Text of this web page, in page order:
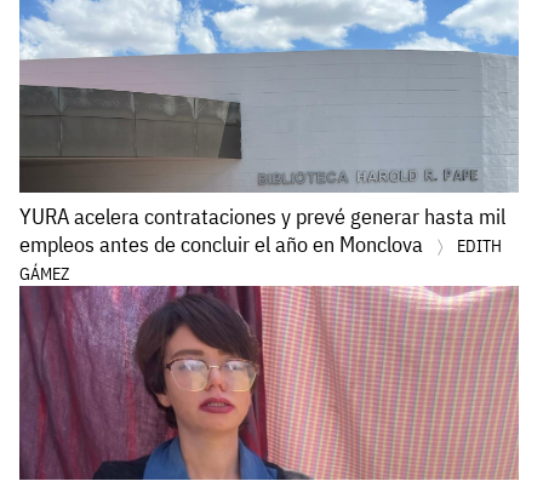
YURA acelera contrataciones y prevé generar hasta mil
empleos antes de concluir el año en Monclova
EDITH
GÁMEZ